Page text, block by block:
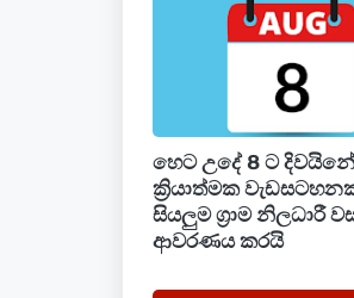
කැරට් 22 රන් ග්‍රෑම් 1
කැරට් 22 රන් පවුම
කැරට් 21 රන් ග්‍රෑම් 1
කැරට් 21 රන් පවුම
හෙට උදේ 8 ට දිවයිනේ
ක්‍රියාත්මක
සියලුම ග්‍රාම නිලධාරී
ආවරණය කරයි